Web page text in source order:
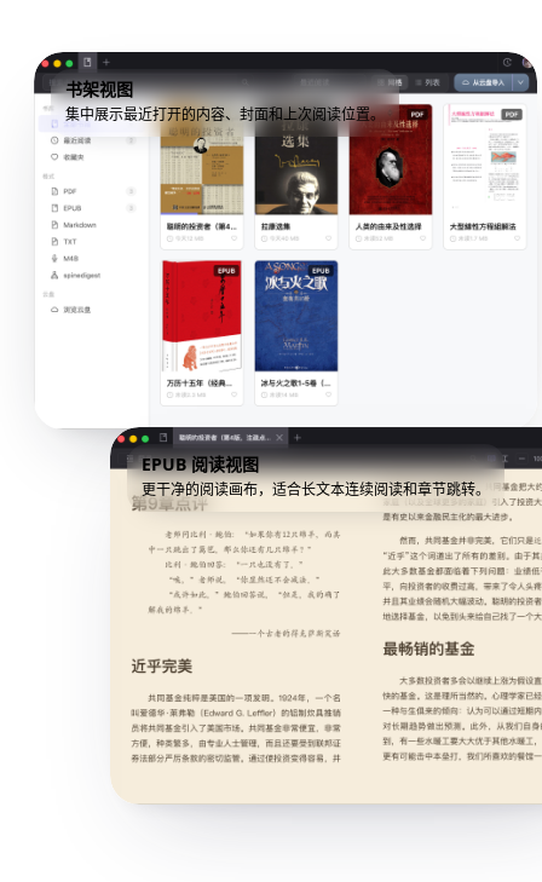
书架视图
集中展示最近打开的内容、封面和上次阅读位置。
EPUB 阅读视图
更干净的阅读画布，适合长文本连续阅读和章节跳转。